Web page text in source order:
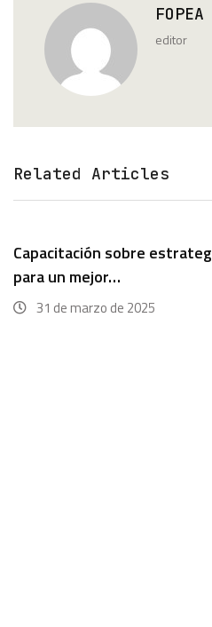
FOPEA
editor
Related Articles
Capacitación sobre
para un mejor…
31 de marzo de 2025